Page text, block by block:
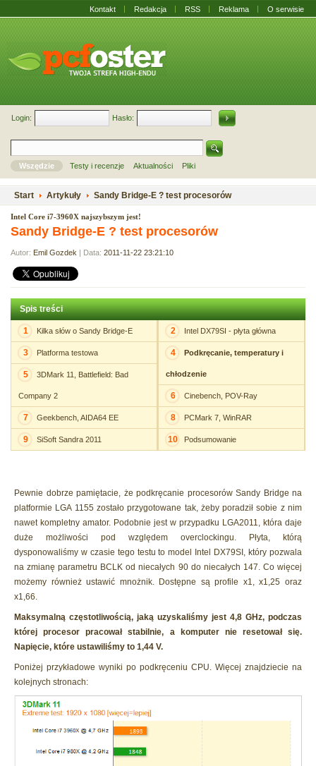
Kontakt Redakcja RSS Reklama O serwisie
Login: Hasło:
Wszędzie Testy i recenzje Aktualności Pliki
Start Artykuły Sandy Bridge-E ? test procesorów
Intel Core i7-3960X najszybszym jest!
Sandy Bridge-E ? test procesorów
Autor: Emil Gozdek | Data: 2011-11-22 23:21:10
Spis treści
1 Kilka słów o Sandy Bridge-E
3 Platforma testowa
5 3DMark 11, Battlefield: Bad
Company 2
7 Geekbench, AIDA64 EE
9 SiSoft Sandra 2011
2 Intel DX79SI - płyta główna
4 Podkręcanie, temperatury i
chłodzenie
6 Cinebench, POV-Ray
8 PCMark 7, WinRAR
10 Podsumowanie
Pewnie dobrze pamiętacie, że podkręcanie procesorów Sandy Bridge na
platformie LGA 1155 zostało przygotowane tak, żeby poradził sobie z nim
nawet kompletny amator. Podobnie jest w przypadku LGA2011, która daje
duże możliwości pod względem overclockingu. Płyta, którą
dysponowaliśmy w czasie tego testu to model Intel DX79SI, który pozwala
na zmianę parametru BCLK od niecałych 90 do niecałych 147. Co więcej
możemy również ustawić mnożnik. Dostępne są profile x1, x1,25 oraz
x1,66.
Maksymalną częstotliwością, jaką uzyskaliśmy jest 4,8 GHz, podczas
której procesor pracował stabilnie, a komputer nie resetował się.
Napięcie, które ustawiliśmy to 1,44 V.
Poniżej przykładowe wyniki po podkręceniu CPU. Więcej znajdziecie na
kolejnych stronach: